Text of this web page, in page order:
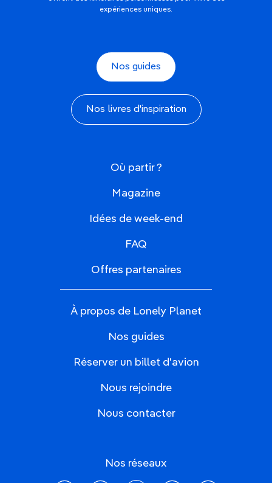
expériences uniques.
Nos guides
Nos livres d'inspiration
Où partir ?
Magazine
Idées de week-end
FAQ
Offres partenaires
À propos de Lonely Planet
Nos guides
Réserver un billet d'avion
Nous rejoindre
Nous contacter
Nos réseaux